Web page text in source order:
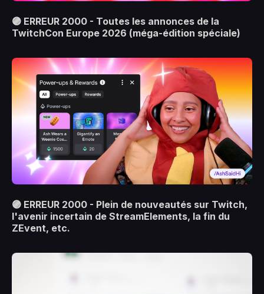
🟣 ERREUR 2000 - Toutes les annonces de la
TwitchCon Europe 2026 (méga-édition spéciale)
🟣 ERREUR 2000 - Plein de nouveautés sur Twitch,
l'avenir incertain de StreamElements, la fin du
ZEvent, etc.